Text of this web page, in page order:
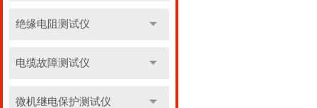
绝缘电阻测试仪
电缆故障测试仪
微机继电保护测试仪